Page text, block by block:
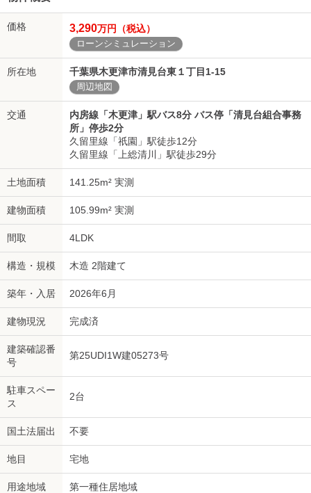
価格 3,290万円（税込）
ローンシミュレーション
所在地 千葉県木更津市清見台東１丁目1-15
周辺地図
交通
内房線「木更津」駅バス8分 バス停「清見台組合事務
所」停歩2分
久留里線「祇園」駅徒歩12分
久留里線「上総清川」駅徒歩29分
土地面積 141.25m² 実測
建物面積 105.99m² 実測
間取 4LDK
構造・規模 木造 2階建て
築年・入居 2026年6月
建物現況 完成済
建築確認番
号
第25UDI1W建05273号
駐車スペー
ス
2台
国土法届出 不要
地目 宅地
用途地域 第一種住居地域